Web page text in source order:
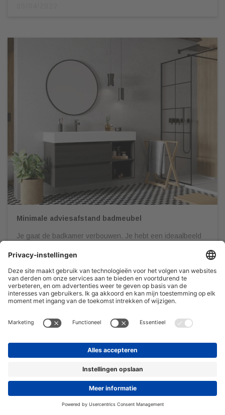
Minimale adviesafstand badmeubel
Je gaat de badkamer verbouwen. Je hebt een ideaalbeeld
vervolgens naar een sanitair speciaalzaak om al jouw
wensen in kaart te brengen. Het is belangrijk dat je jouw
badkamer door een professional gedetailleerd en op schaal
laat uittekenen. Dit om onaangename verrassingen te
voorkomen én zodat […]